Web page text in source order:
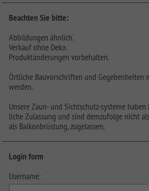
Beachten Sie bitte:
Abbildungen ähnlich.
Verkauf ohne Deko.
Produktänderungen vorbehalten.
Örtliche Bauvorschriften und Gegebenheiten
werden.
Unsere Zaun- und Sichtschutz-systeme
liche Zulassung und sind demzufolge nicht
als Balkonbrüstung, zugelassen.
Login form
Username: